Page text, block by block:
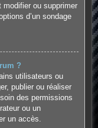
modifier ou supprimer
d’un sondage
?
utilisateurs ou
publier ou réaliser
des permissions
ou un
un accès.